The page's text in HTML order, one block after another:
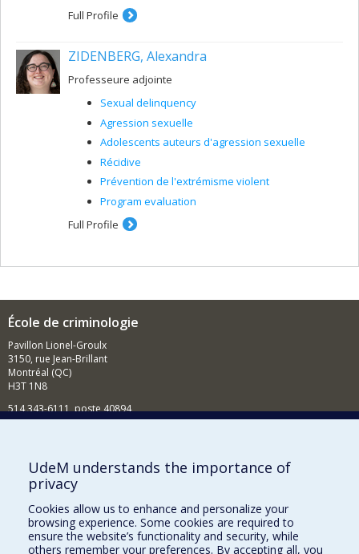
Full Profile
ZIDENBERG, Alexandra
Professeure adjointe
Sexual delinquency
Agression sexuelle
Adolescents auteurs d'agression sexuelle
Récidive
Prévention de l'extrémisme violent
Program evaluation
Full Profile
École de criminologie
Pavillon Lionel-Groulx
3150, rue Jean-Brillant
Montréal (QC)
H3T 1N8
514 343-6111, poste 40894
Comment soutenir l'École?
BESOIN D'AIDE?
Plan du site
Signaler une erreur
UdeM understands the importance of
privacy
Cookies allow us to enhance and personalize your
browsing experience. Some cookies are required to
ensure the website’s functionality and security, while
others remember your preferences. By accepting all, you